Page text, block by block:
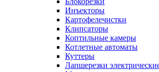
Инъекторы
Картофелечистки
Клипсаторы
Коптильные камеры
Котлетные автоматы
Куттеры
Лапшерезки